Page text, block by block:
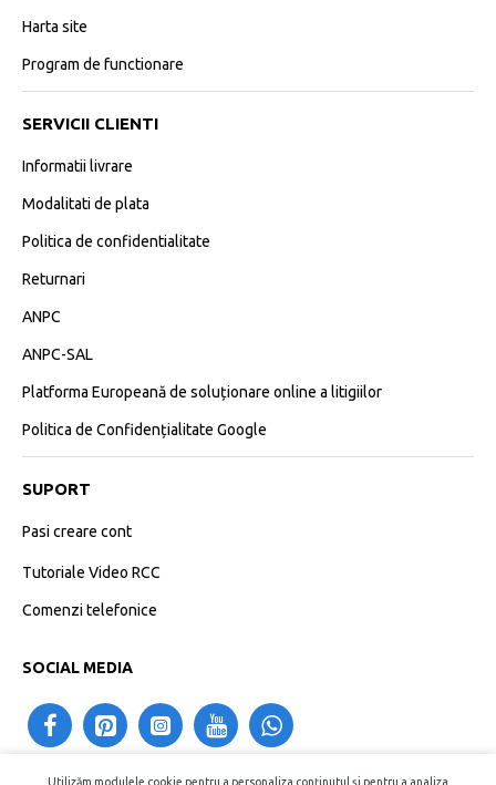
Utilizăm modulele cookie pentru a personaliza conținutul și pentru a analiza
Harta site
Program de functionare
SERVICII CLIENTI
Informatii livrare
Modalitati de plata
Politica de confidentialitate
Returnari
ANPC
ANPC-SAL
Platforma Europeană de soluționare online a litigiilor
Politica de Confidențialitate Google
SUPORT
Pasi creare cont
Tutoriale Video RCC
Comenzi telefonice
SOCIAL MEDIA